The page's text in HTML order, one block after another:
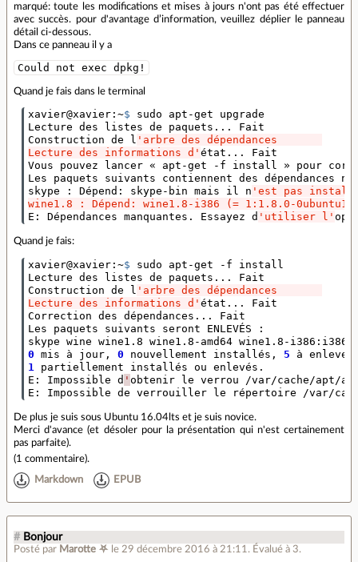
marqué: toute les modifications et mises à jours n'ont pas été effectuer
avec succès. pour d'avantage d’information, veuillez déplier le panneau
détail ci-dessous.
Dans ce panneau il y a
Could not exec dpkg!
Quand je fais dans le terminal
xavier@xavier:~$ sudo apt-get upgrade
Lecture des listes de paquets... Fait
Construction de l 'arbre des dépendances
Lecture des informations d' état... Fait
Vous pouvez lancer « apt-get -f install » pour
Les paquets suivants contiennent des dépendances
skype : Dépend: skype-bin mais il n 'est pas
wine1.8 : Dépend: wine1.8-i386 (= 1:1.8.0-
E: Dépendances manquantes. Essayez d 'utiliser l'
Quand je fais:
xavier@xavier:~$ sudo apt-get -f install
Lecture des listes de paquets... Fait
Construction de l 'arbre des dépendances
Lecture des informations d' état... Fait
Correction des dépendances... Fait
Les paquets suivants seront ENLEVÉS :
0 mis à jour, 0 nouvellement installés, 5 à
1 partiellement installés ou enlevés.
E: Impossible d ' obtenir le verrou /var/cache/apt/
E: Impossible de verrouiller le répertoire /var/
De plus je suis sous Ubuntu 16.04lts et je suis novice.
Merci d'avance (et désoler pour la présentation qui n'est certainement
pas parfaite).
(1 commentaire).
Markdown EPUB
# Bonjour
Posté par Marotte ⛧ le 29 décembre 2016 à 21:11. Évalué à 3.